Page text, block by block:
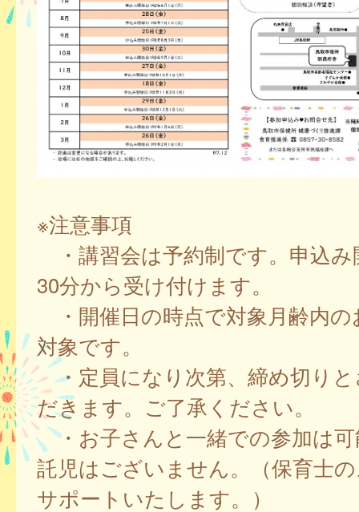
※注意事項
・講習会は予約制です。申込み
30分から受け付けます。
・開催日の時点で対象月齢内
対象です。
・定員になり次第、締め切りと
だきます。ご了承ください。
・お子さんと一緒での参加は可
託児はございません。（保育士
サポートいたします。）